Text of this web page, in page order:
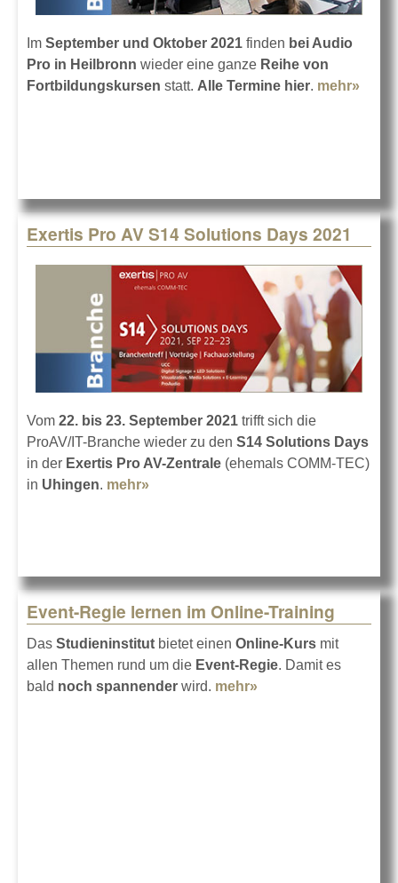
Im September und Oktober 2021 finden bei Audio
Pro in Heilbronn wieder eine ganze Reihe von
Fortbildungskursen statt. Alle Termine hier. mehr»
Exertis Pro AV S14 Solutions Days 2021
Vom 22. bis 23. September 2021 trifft sich die
ProAV/IT-Branche wieder zu den S14 Solutions Days
in der Exertis Pro AV-Zentrale (ehemals COMM-TEC)
in Uhingen. mehr»
Event-Regie lernen im Online-Training
Das Studieninstitut bietet einen Online-Kurs mit
allen Themen rund um die Event-Regie. Damit es
bald noch spannender wird. mehr»